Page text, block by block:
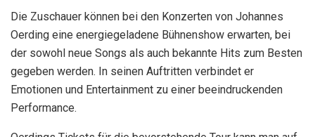
Die Zuschauer können bei den Konzerten von Johannes
Oerding eine energiegeladene Bühnenshow erwarten, bei
der sowohl neue Songs als auch bekannte Hits zum Besten
gegeben werden. In seinen Auftritten verbindet er
Emotionen und Entertainment zu einer beeindruckenden
Performance.